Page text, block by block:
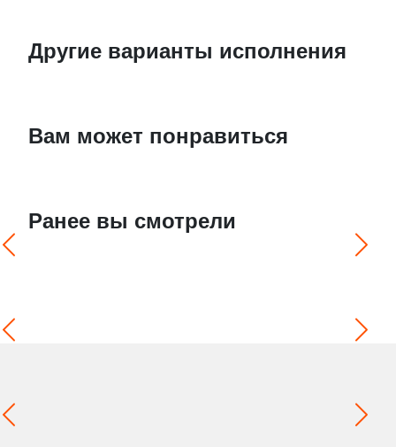
Другие варианты исполнения
Вам может понравиться
Ранее вы смотрели